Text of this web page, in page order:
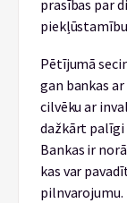
prasības par
Pētījumā
gan bankas
cilvēku ar
dažkārt palīgi
Bankas ir
kas var
pilnvarojumu.